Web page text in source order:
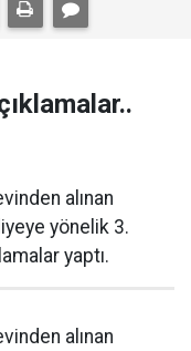
alınan
yönelik 3.
yaptı.
alınan